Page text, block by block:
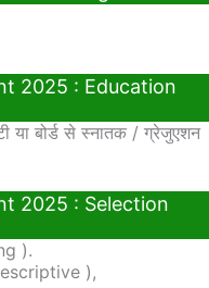
2025 : Education
या बोर्ड से स्नातक / ग्रेजुएशन
2025 : Selection
).
),